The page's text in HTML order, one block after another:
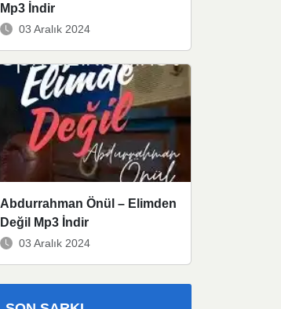
Mp3 İndir
03 Aralık 2024
Abdurrahman Önül – Elimden
Değil Mp3 İndir
03 Aralık 2024